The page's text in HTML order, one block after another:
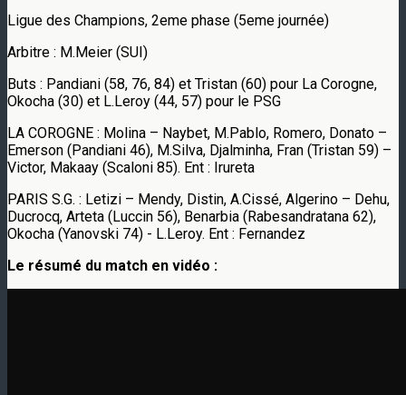
Ligue des Champions, 2eme phase (5eme journée)
Arbitre : M.Meier (SUI)
Buts : Pandiani (58, 76, 84) et Tristan (60) pour La Corogne,
Okocha (30) et L.Leroy (44, 57) pour le PSG
LA COROGNE : Molina – Naybet, M.Pablo, Romero, Donato –
Emerson (Pandiani 46), M.Silva, Djalminha, Fran (Tristan 59) –
Victor, Makaay (Scaloni 85). Ent : Irureta
PARIS S.G. : Letizi – Mendy, Distin, A.Cissé, Algerino – Dehu,
Ducrocq, Arteta (Luccin 56), Benarbia (Rabesandratana 62),
Okocha (Yanovski 74) - L.Leroy. Ent : Fernandez
Le résumé du match en vidéo :